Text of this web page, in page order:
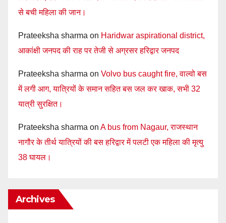
से बची महिला की जान।
Prateeksha sharma on Haridwar aspirational district,
आकांक्षी जनपद की राह पर तेजी से अग्रसर हरिद्वार जनपद
Prateeksha sharma on Volvo bus caught fire, वाल्वो बस
में लगी आग, यात्रियों के समान सहित बस जल कर खाक, सभी 32
यात्री सुरक्षित।
Prateeksha sharma on A bus from Nagaur, राजस्थान
नागौर के तीर्थ यात्रियों की बस हरिद्वार में पलटी एक महिला की मृत्यु
38 घायल।
Archives